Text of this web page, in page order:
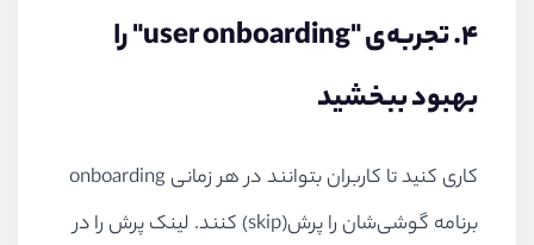
۴. تجربه‌ی "user onboarding" را
بهبود ببخشید
کاری کنید تا کاربران بتوانند در هر زمانی onboarding
برنامه گوشی‌شان را پرش(skip) کنند. لینک پرش را در